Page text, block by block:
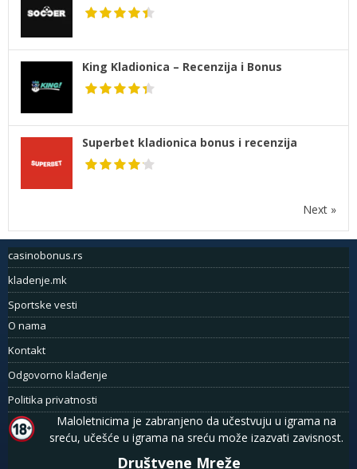
King Kladionica – Recenzija i Bonus
Superbet kladionica bonus i recenzija
Next »
casinobonus.rs
kladenje.mk
Sportske vesti
O nama
Kontakt
Odgovorno klađenje
Politika privatnosti
Maloletnicima je zabranjeno da učestvuju u igrama na
sreću, učešće u igrama na sreću može izazvati zavisnost.
Društvene Mreže